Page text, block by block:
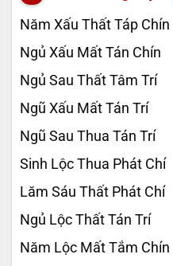
Năm Xấu Thất Táp Chín
Ngủ Xấu Mất Tán Chín
Ngủ Sau Thất Tâm Trí
Ngũ Xấu Mất Tán Trí
Ngũ Sau Thua Tán Trí
Sinh Lộc Thua Phát Chí
Lăm Sáu Thất Phát Chí
Ngủ Lộc Thất Tán Trí
Năm Lộc Mất Tắm Chín